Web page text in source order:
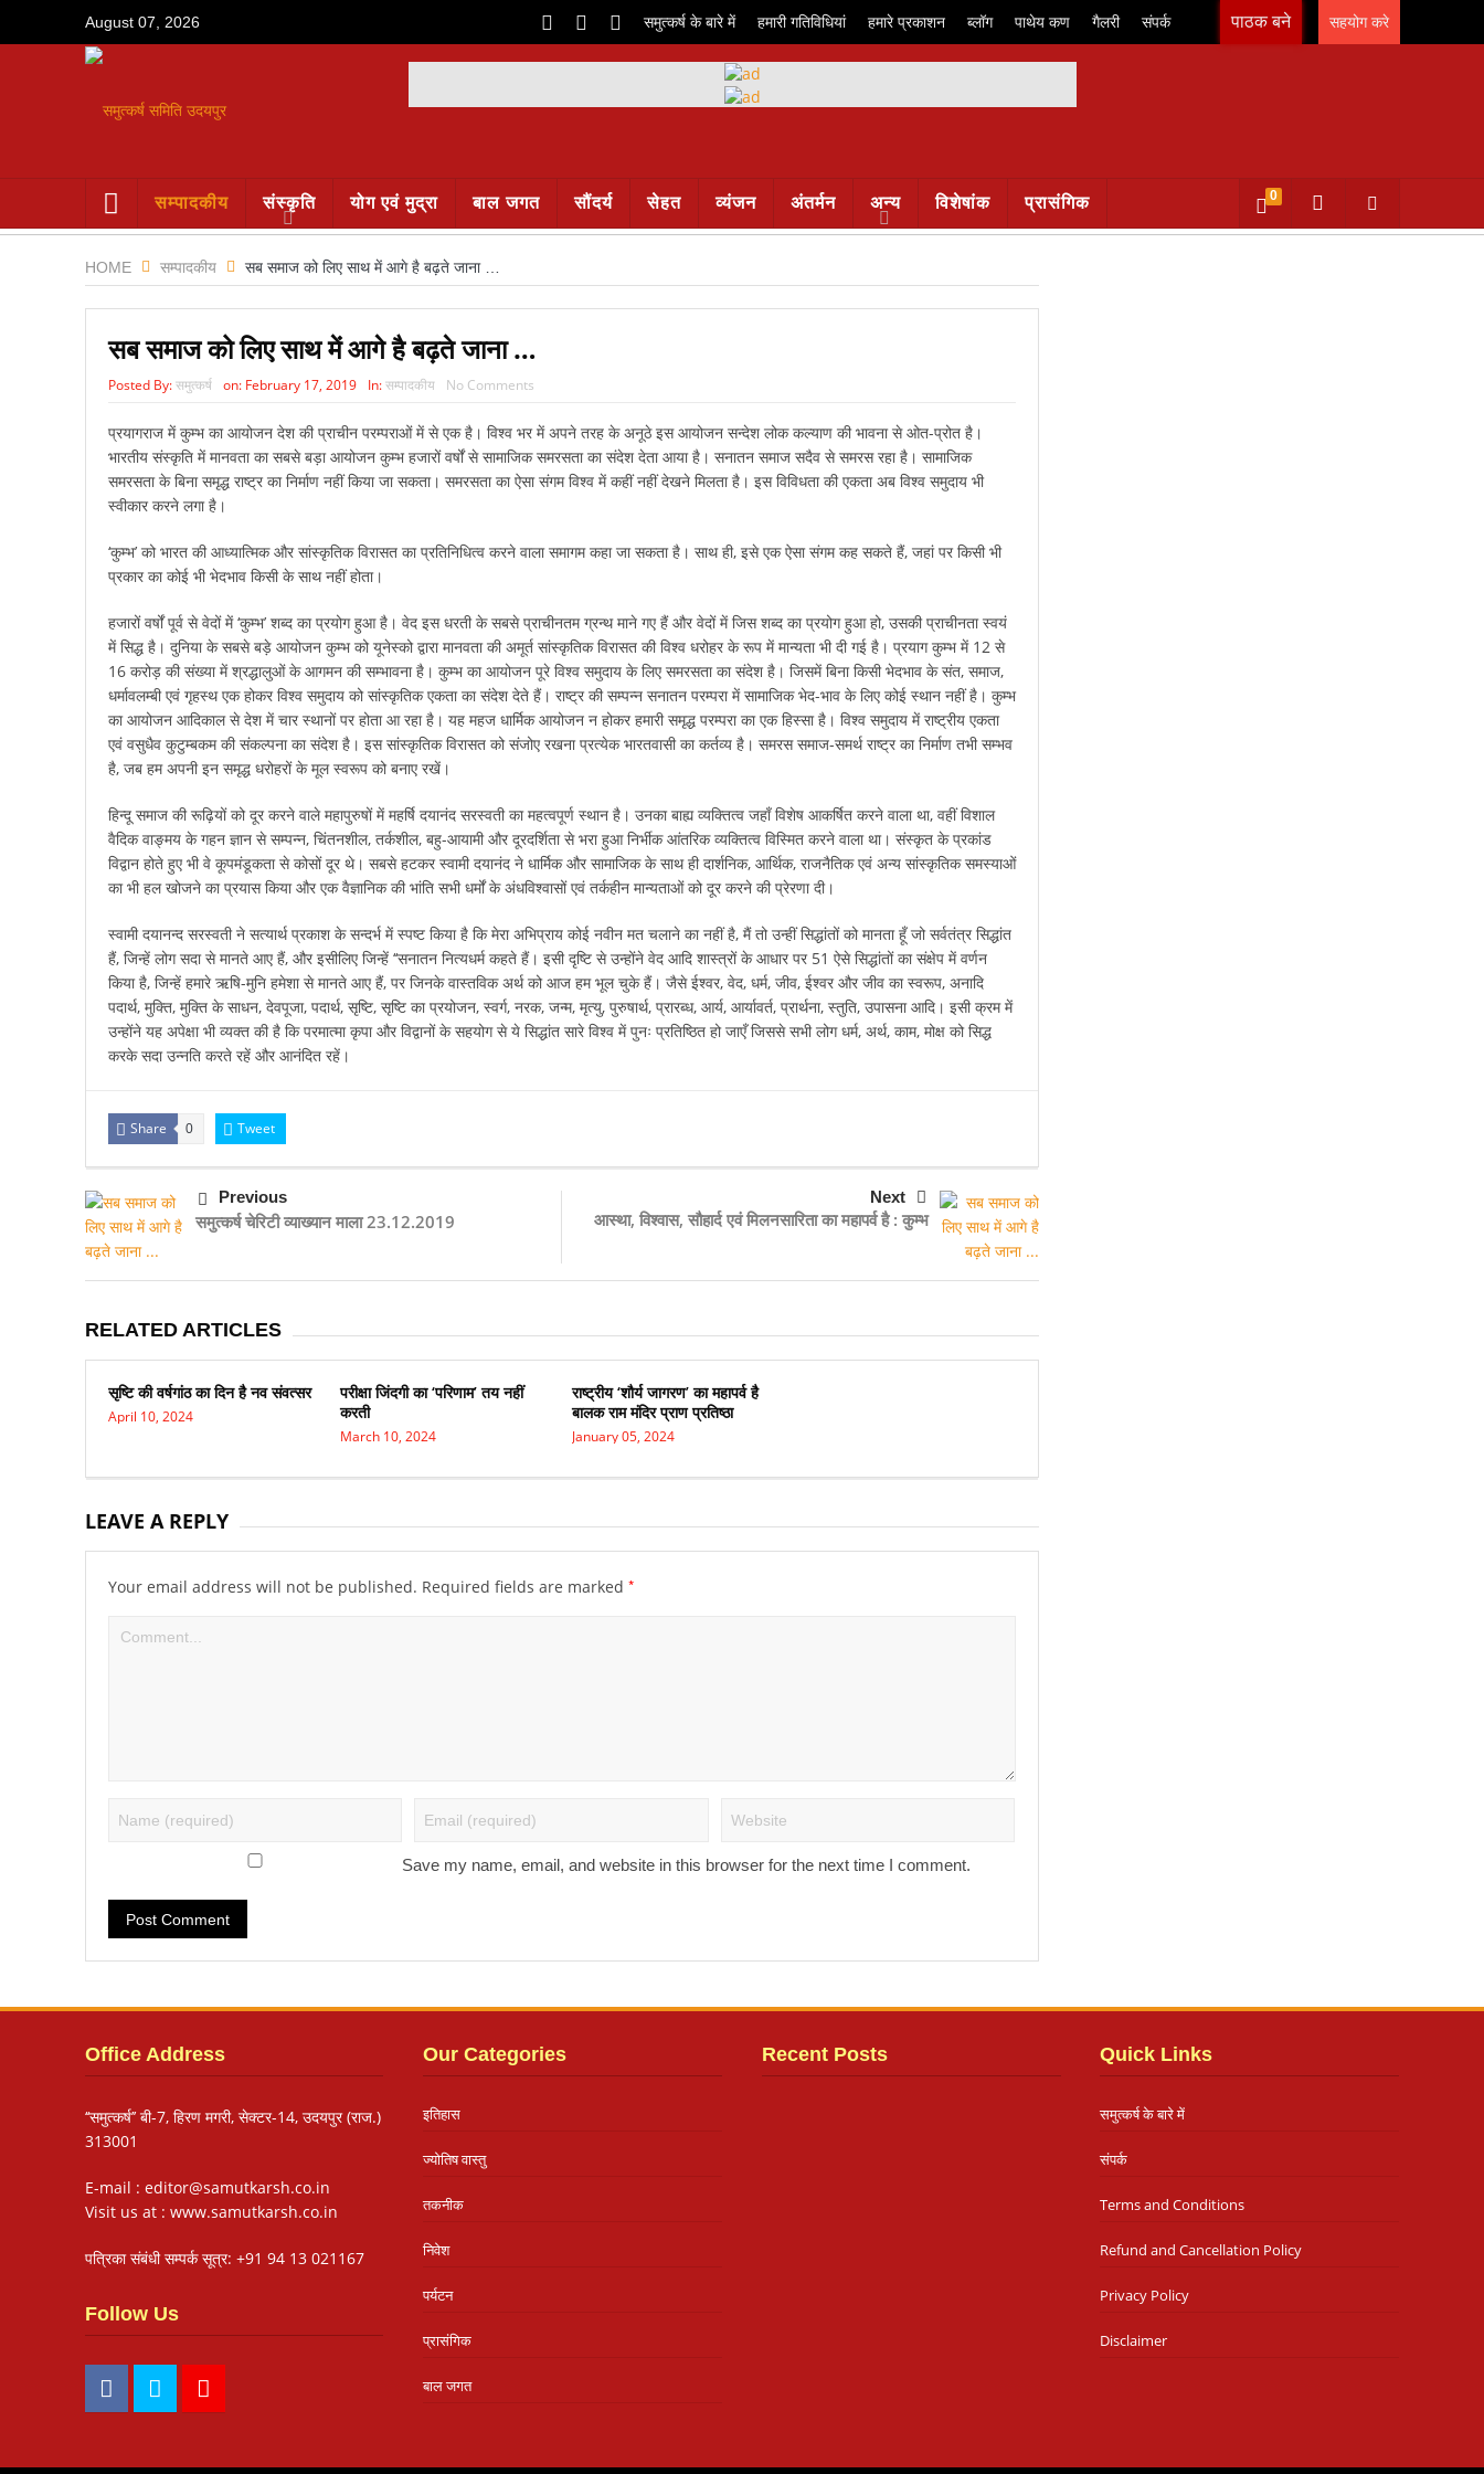
August 07, 2026 समुत्कर्ष के बारे में हमारी गतिविधियां हमारे प्रकाशन ब्लॉग पाथेय कण गैलरी संपर्क पाठक बने सहयोग करे
सम्पादकीय संस्कृति योग एवं मुद्रा बाल जगत सौंदर्य सेहत व्यंजन अंतर्मन अन्य विशेषांक प्रासंगिक 0
HOME सम्पादकीय सब समाज को लिए साथ में आगे है बढ़ते जाना …
सब समाज को लिए साथ में आगे है बढ़ते जाना …
Posted By:समुत्कर्ष on: February 17, 2019 In:सम्पादकीय No Comments
प्रयागराज में कुम्भ का आयोजन देश की प्राचीन परम्पराओं में से एक है। विश्व भर में अपने तरह के अनूठे इस आयोजन सन्देश लोक कल्याण की भावना से ओत-प्रोत है।
भारतीय संस्कृति में मानवता का सबसे बड़ा आयोजन कुम्भ हजारों वर्षों से सामाजिक समरसता का संदेश देता आया है। सनातन समाज सदैव से समरस रहा है। सामाजिक
समरसता के बिना समृद्ध राष्ट्र का निर्माण नहीं किया जा सकता। समरसता का ऐसा संगम विश्व में कहीं नहीं देखने मिलता है। इस विविधता की एकता अब विश्व समुदाय भी
स्वीकार करने लगा है।
‘कुम्भ’ को भारत की आध्यात्मिक और सांस्कृतिक विरासत का प्रतिनिधित्व करने वाला समागम कहा जा सकता है। साथ ही, इसे एक ऐसा संगम कह सकते हैं, जहां पर किसी भी
प्रकार का कोई भी भेदभाव किसी के साथ नहीं होता।
हजारों वर्षों पूर्व से वेदों में ‘कुम्भ’ शब्द का प्रयोग हुआ है। वेद इस धरती के सबसे प्राचीनतम ग्रन्थ माने गए हैं और वेदों में जिस शब्द का प्रयोग हुआ हो, उसकी प्राचीनता स्वयं
में सिद्ध है। दुनिया के सबसे बड़े आयोजन कुम्भ को यूनेस्को द्वारा मानवता की अमूर्त सांस्कृतिक विरासत की विश्व धरोहर के रूप में मान्यता भी दी गई है। प्रयाग कुम्भ में 12 से
16 करोड़ की संख्या में श्रद्धालुओं के आगमन की सम्भावना है। कुम्भ का आयोजन पूरे विश्व समुदाय के लिए समरसता का संदेश है। जिसमें बिना किसी भेदभाव के संत, समाज,
धर्मावलम्बी एवं गृहस्थ एक होकर विश्व समुदाय को सांस्कृतिक एकता का संदेश देते हैं। राष्ट्र की सम्पन्न सनातन परम्परा में सामाजिक भेद-भाव के लिए कोई स्थान नहीं है। कुम्भ
का आयोजन आदिकाल से देश में चार स्थानों पर होता आ रहा है। यह महज धार्मिक आयोजन न होकर हमारी समृद्ध परम्परा का एक हिस्सा है। विश्व समुदाय में राष्ट्रीय एकता
एवं वसुधैव कुटुम्बकम की संकल्पना का संदेश है। इस सांस्कृतिक विरासत को संजोए रखना प्रत्येक भारतवासी का कर्तव्य है। समरस समाज-समर्थ राष्ट्र का निर्माण तभी सम्भव
है, जब हम अपनी इन समृद्ध धरोहरों के मूल स्वरूप को बनाए रखें।
हिन्दू समाज की रूढ़ियों को दूर करने वाले महापुरुषों में महर्षि दयानंद सरस्वती का महत्वपूर्ण स्थान है। उनका बाह्य व्यक्तित्व जहाँ विशेष आकर्षित करने वाला था, वहीं विशाल
वैदिक वाङ्मय के गहन ज्ञान से सम्पन्न, चिंतनशील, तर्कशील, बहु-आयामी और दूरदर्शिता से भरा हुआ निर्भीक आंतरिक व्यक्तित्व विस्मित करने वाला था। संस्कृत के प्रकांड
विद्वान होते हुए भी वे कूपमंडूकता से कोसों दूर थे। सबसे हटकर स्वामी दयानंद ने धार्मिक और सामाजिक के साथ ही दार्शनिक, आर्थिक, राजनैतिक एवं अन्य सांस्कृतिक समस्याओं
का भी हल खोजने का प्रयास किया और एक वैज्ञानिक की भांति सभी धर्मों के अंधविश्वासों एवं तर्कहीन मान्यताओं को दूर करने की प्रेरणा दी।
स्वामी दयानन्द सरस्वती ने सत्यार्थ प्रकाश के सन्दर्भ में स्पष्ट किया है कि मेरा अभिप्राय कोई नवीन मत चलाने का नहीं है, मैं तो उन्हीं सिद्धांतों को मानता हूँ जो सर्वतंत्र सिद्धांत
हैं, जिन्हें लोग सदा से मानते आए हैं, और इसीलिए जिन्हें ‘‘सनातन नित्यधर्म कहते हैं। इसी दृष्टि से उन्होंने वेद आदि शास्त्रों के आधार पर 51 ऐसे सिद्धांतों का संक्षेप में वर्णन
किया है, जिन्हें हमारे ऋषि-मुनि हमेशा से मानते आए हैं, पर जिनके वास्तविक अर्थ को आज हम भूल चुके हैं। जैसे ईश्वर, वेद, धर्म, जीव, ईश्वर और जीव का स्वरूप, अनादि
पदार्थ, मुक्ति, मुक्ति के साधन, देवपूजा, पदार्थ, सृष्टि, सृष्टि का प्रयोजन, स्वर्ग, नरक, जन्म, मृत्यु, पुरुषार्थ, प्रारब्ध, आर्य, आर्यावर्त, प्रार्थना, स्तुति, उपासना आदि। इसी क्रम में
उन्होंने यह अपेक्षा भी व्यक्त की है कि परमात्मा कृपा और विद्वानों के सहयोग से ये सिद्धांत सारे विश्व में पुनः प्रतिष्ठित हो जाएँ जिससे सभी लोग धर्म, अर्थ, काम, मोक्ष को सिद्ध
करके सदा उन्नति करते रहें और आनंदित रहें।
Share 0 Tweet
Previous
समुत्कर्ष चेरिटी व्याख्यान माला 23.12.2019
Next
आस्था, विश्वास, सौहार्द एवं मिलनसारिता का महापर्व है : कुम्भ
RELATED ARTICLES
सृष्टि की वर्षगांठ का दिन है नव संवत्सर
April 10, 2024
परीक्षा जिंदगी का ‘परिणाम’ तय नहीं
करती
March 10, 2024
राष्ट्रीय ‘शौर्य जागरण’ का महापर्व है
बालक राम मंदिर प्राण प्रतिष्ठा
January 05, 2024
LEAVE A REPLY
Your email address will not be published. Required fields are marked *
Save my name, email, and website in this browser for the next time I comment.
Office Address
‘‘समुत्कर्ष’’ बी-7, हिरण मगरी, सेक्टर-14, उदयपुर (राज.)
313001
E-mail : editor@samutkarsh.co.in
Visit us at : www.samutkarsh.co.in
पत्रिका संबंधी सम्पर्क सूत्र: +91 94 13 021167
Follow Us
Our Categories
इतिहास
ज्योतिष वास्तु
तकनीक
निवेश
पर्यटन
प्रासंगिक
बाल जगत
Recent Posts Quick Links
समुत्कर्ष के बारे में
संपर्क
Terms and Conditions
Refund and Cancellation Policy
Privacy Policy
Disclaimer